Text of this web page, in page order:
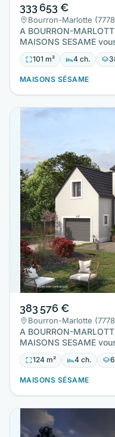
333 653 €
Bourron-Marlotte
A BOURRON-
MAISONS SESAME
maison neuve d'une
101 m² 4 ch.
MAISONS SÉSAME
383 576 €
Bourron-Marlotte
A BOURRON-
MAISONS SESAME
maison neuve d'une
124 m² 4 ch.
MAISONS SÉSAME